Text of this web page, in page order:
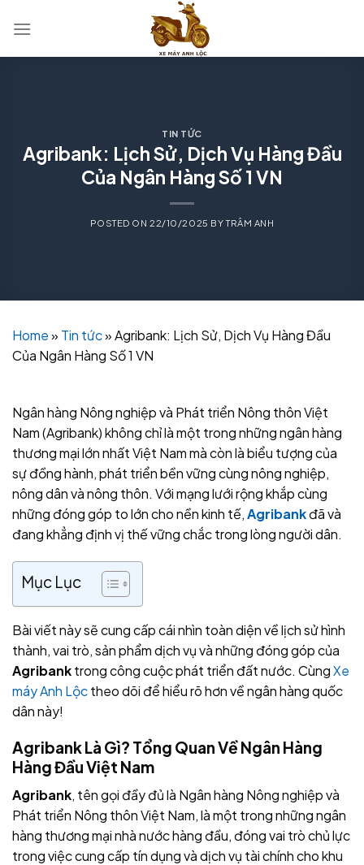
TIN TỨC
Agribank: Lịch Sử, Dịch Vụ Hàng Đầu
Của Ngân Hàng Số 1 VN
POSTED ON22/10/2025 BYTRÂM ANH
Home» Tin tức»Agribank: Lịch Sử, Dịch Vụ Hàng Đầu
Của Ngân Hàng Số 1 VN
Ngân hàng Nông nghiệp và Phát triển Nông thôn Việt
Nam (Agribank) không chỉ là một trong những ngân hàng
thương mại lớn nhất Việt Nam mà còn là biểu tượng của
sự đồng hành, phát triển bền vững cùng nông nghiệp,
nông dân và nông thôn. Với mạng lưới rộng khắp cùng
những đóng góp to lớn cho nền kinh tế,Agribankđã và
đang khẳng định vị thế vững chắc trong lòng người dân.
Mục Lục
Bài viết này sẽ cung cấp cái nhìn toàn diện về lịch sử hình
thành, vai trò, sản phẩm dịch vụ và những đóng góp của
Agribanktrong công cuộc phát triển đất nước. CùngXe
máy Anh Lộctheo dõi để hiểu rõ hơn về ngân hàng quốc
dân này!
Agribank Là Gì? Tổng Quan Về Ngân Hàng
Hàng Đầu Việt Nam
Agribank, tên gọi đầy đủ là Ngân hàng Nông nghiệp và
Phát triển Nông thôn Việt Nam, là một trong những ngân
hàng thương mại nhà nước hàng đầu, đóng vai trò chủ lực
trong việc cung cấp tín dụng và dịch vụ tài chính cho khu